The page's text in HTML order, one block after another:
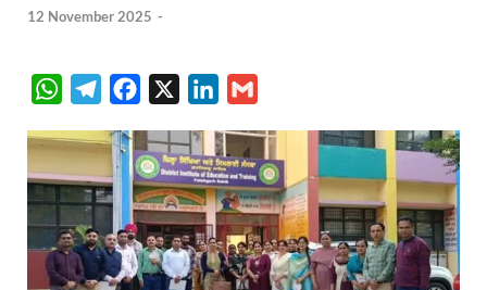
12 November 2025 -
W
t
s
A
p
l
e
g
r
a
c
e
b
o
o
n
k
e
d
I
i
l